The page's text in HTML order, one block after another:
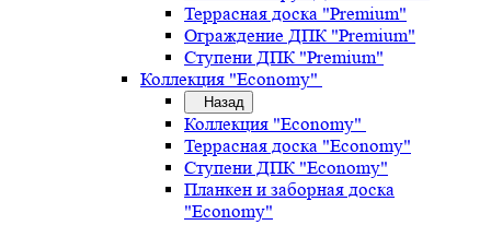
Террасная доска "Premium"
Ограждение ДПК "Premium"
Ступени ДПК "Premium"
Коллекция "Economy"
Назад
Коллекция "Economy"
Террасная доска "Economy"
Ступени ДПК "Economy"
Планкен и заборная доска
"Economy"